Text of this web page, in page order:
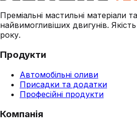
Преміальні мастильні матеріали
найвимогливіших двигунів.
року.
Продукти
Автомобільні оливи
Присадки та додатки
Професійні продукти
Компанія